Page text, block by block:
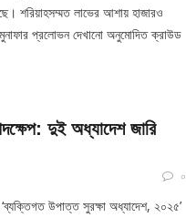
শরিয়াহসম্মত লাভের আশায় হাজারও
প্রলোভন দেখানো অনুমোদিত ক্রাউড
দুই অধ্যাদেশ জারি
০
উপাত্ত সুরক্ষা অধ্যাদেশ, ২০২৫’